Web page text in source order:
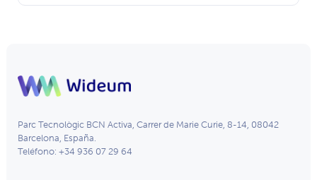
Parc Tecnològic BCN Activa, Carrer de Marie Curie, 8-14, 08042
Barcelona, España.
Teléfono: +34 936 07 29 64